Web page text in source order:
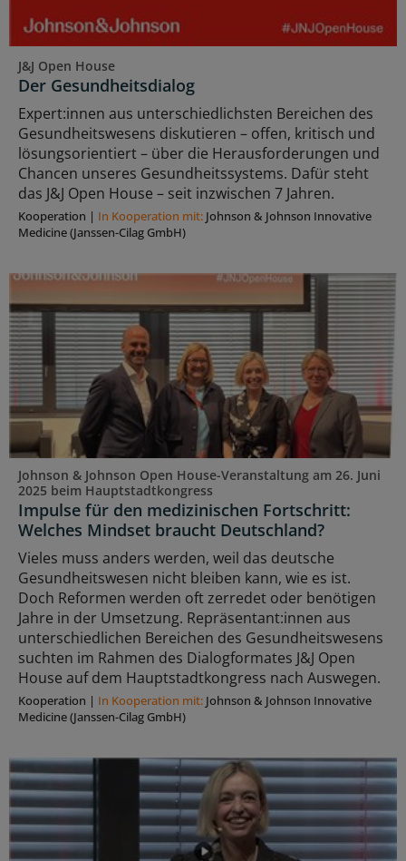
J&J Open House
Der Gesundheitsdialog
Expert:innen aus unterschiedlichsten Bereichen des
Gesundheitswesens diskutieren – offen, kritisch und
lösungsorientiert – über die Herausforderungen und
Chancen unseres Gesundheitssystems. Dafür steht
das J&J Open House – seit inzwischen 7 Jahren.
Kooperation | In Kooperation mit: Johnson & Johnson Innovative
Medicine (Janssen-Cilag GmbH)
Johnson & Johnson Open House-Veranstaltung am 26. Juni
2025 beim Hauptstadtkongress
Impulse für den medizinischen Fortschritt:
Welches Mindset braucht Deutschland?
Vieles muss anders werden, weil das deutsche
Gesundheitswesen nicht bleiben kann, wie es ist.
Doch Reformen werden oft zerredet oder benötigen
Jahre in der Umsetzung. Repräsentant:innen aus
unterschiedlichen Bereichen des Gesundheitswesens
suchten im Rahmen des Dialogformates J&J Open
House auf dem Hauptstadtkongress nach Auswegen.
Kooperation | In Kooperation mit: Johnson & Johnson Innovative
Medicine (Janssen-Cilag GmbH)